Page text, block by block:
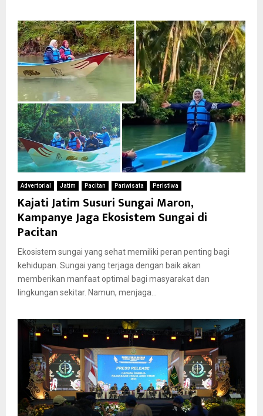
Advertorial Jatim Pacitan Pariwisata Peristiwa
Kajati Jatim Susuri Sungai Maron,
Kampanye Jaga Ekosistem Sungai di
Pacitan
Ekosistem sungai yang sehat memiliki peran penting bagi
kehidupan. Sungai yang terjaga dengan baik akan
memberikan manfaat optimal bagi masyarakat dan
lingkungan sekitar. Namun, menjaga...